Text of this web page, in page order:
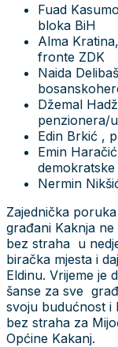
Fuad
bloka BiH
Alma
fronte ZDK
Naida
Džemal
penzionera/
Edin Brkić ,
Emin
demokratske
Nermin
Zajednička
građani Kaknja
bez straha u
biračka mjesta i
Eldinu. Vrijeme je
šanse za sve
svoju budućnost i
bez straha za
Općine Kakanj.